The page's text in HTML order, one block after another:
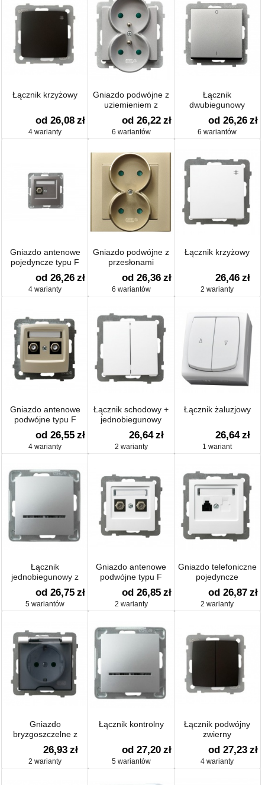
Łącznik krzyżowy
od 26,08 zł
4 warianty
Gniazdo podwójne z
uziemieniem z
przesłonami
od 26,22 zł
6 wariantów
Łącznik
dwubiegunowy
od 26,26 zł
6 wariantów
Gniazdo antenowe
pojedyncze typu F
od 26,26 zł
4 warianty
Gniazdo podwójne z
przesłonami
od 26,36 zł
6 wariantów
Łącznik krzyżowy
26,46 zł
2 warianty
Gniazdo antenowe
podwójne typu F
od 26,55 zł
4 warianty
Łącznik schodowy +
jednobiegunowy
26,64 zł
2 warianty
Łącznik żaluzjowy
26,64 zł
1 wariant
Łącznik
jednobiegunowy z
podświetleniem
od 26,75 zł
5 wariantów
Gniazdo antenowe
podwójne typu F
od 26,85 zł
2 warianty
Gniazdo telefoniczne
pojedyncze
od 26,87 zł
2 warianty
Gniazdo
bryzgoszczelne z
uziemieniem schuko
IP-44 z przesłonami
torów prądowych
26,93 zł
2 warianty
Łącznik kontrolny
od 27,20 zł
5 wariantów
Łącznik podwójny
zwierny
od 27,23 zł
4 warianty